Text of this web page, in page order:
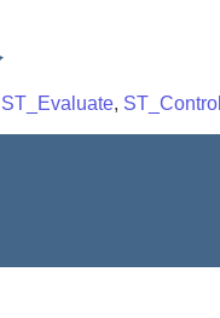
ST_Evaluate,